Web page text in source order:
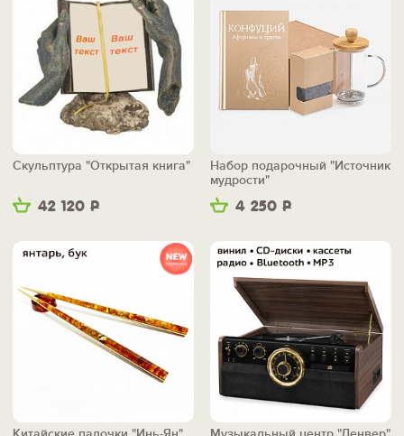
42 120 Р
Скульптура "Открытая книга"
4 250 Р
Набор подарочный "Источник
мудрости"